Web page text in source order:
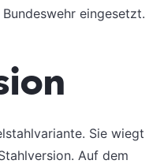
eingesetzt.
Sie wiegt
Auf dem